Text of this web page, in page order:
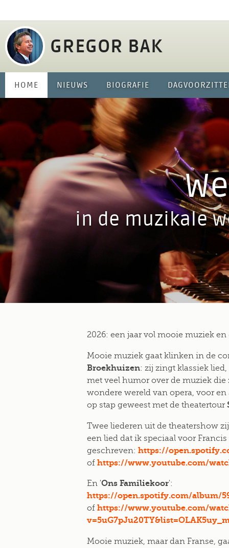
GREGOR BAK
HOME NIEUWS BIOGRAFIE
in de muzikale
2026: een jaar vol mooie muziek
Mooie muziek gaat klinken in de
Broekhuizen: zij zingt klassiek lied,
met veel humor over de muziek
wondere wereld van opera, voor
op stap geweest met de theatertour
Twee liederen uit de theatershow
een lied dat ik speciaal voor Francis
geschreven: https://
of https://www.youtube.com/
En 'Ons Familiekoor':
https://open.spotify.com/album/
of https://www.youtube.com/
Mooie muziek, maar dan Franse,